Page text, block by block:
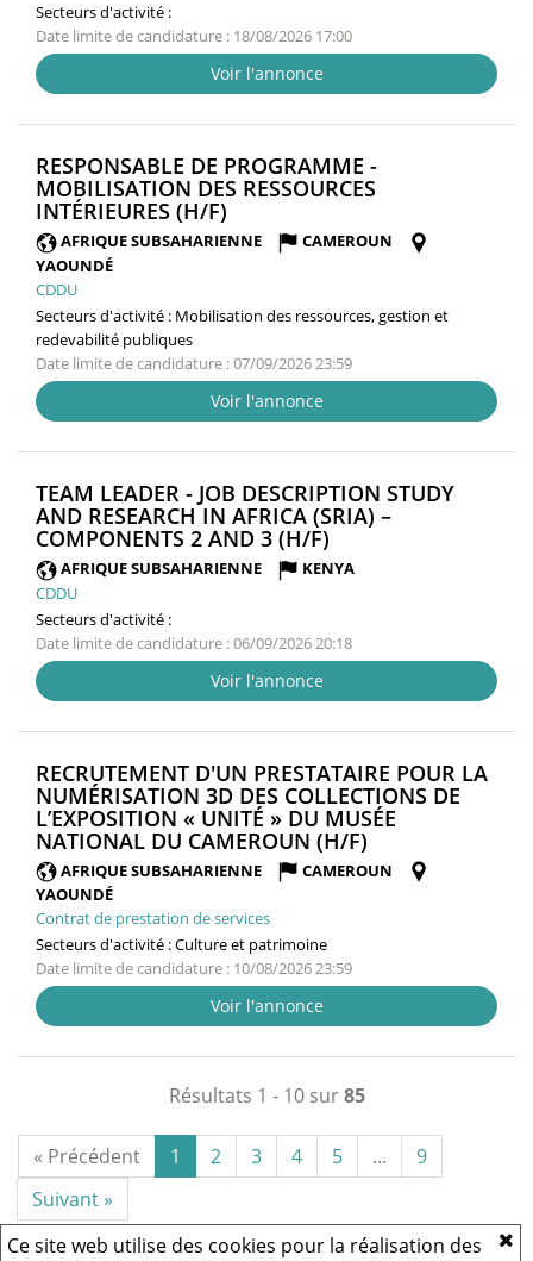
Ce site web utilise des cookies pour la réalisation des
Secteurs d'activité :
Date limite de candidature : 18/08/2026 17:00
Voir l'annonce
RESPONSABLE DE PROGRAMME -
MOBILISATION DES RESSOURCES
INTÉRIEURES (H/F)
FENÊTRE)
AFRIQUE SUBSAHARIENNE
CAMEROUN
YAOUNDÉ
CDDU
Secteurs d'activité : Mobilisation des ressources, gestion et
redevabilité publiques
Date limite de candidature : 07/09/2026 23:59
Voir l'annonce
TEAM LEADER - JOB DESCRIPTION STUDY
AND RESEARCH IN AFRICA (SRIA) –
COMPONENTS 2 AND 3 (H/F) (NOUVELLE
FENÊTRE)
AFRIQUE SUBSAHARIENNE
KENYA
CDDU
Secteurs d'activité :
Date limite de candidature : 06/09/2026 20:18
Voir l'annonce
RECRUTEMENT D'UN PRESTATAIRE POUR LA
NUMÉRISATION 3D DES COLLECTIONS DE
L’EXPOSITION « UNITÉ » DU MUSÉE
NATIONAL DU CAMEROUN (H/F)
FENÊTRE)
AFRIQUE SUBSAHARIENNE
CAMEROUN
YAOUNDÉ
Contrat de prestation de services
Secteurs d'activité :Culture et patrimoine
Date limite de candidature : 10/08/2026 23:59
Voir l'annonce
Résultats 1 - 10 sur85
« Précédent 1 2 3 4 5 ...
9
Suivant »